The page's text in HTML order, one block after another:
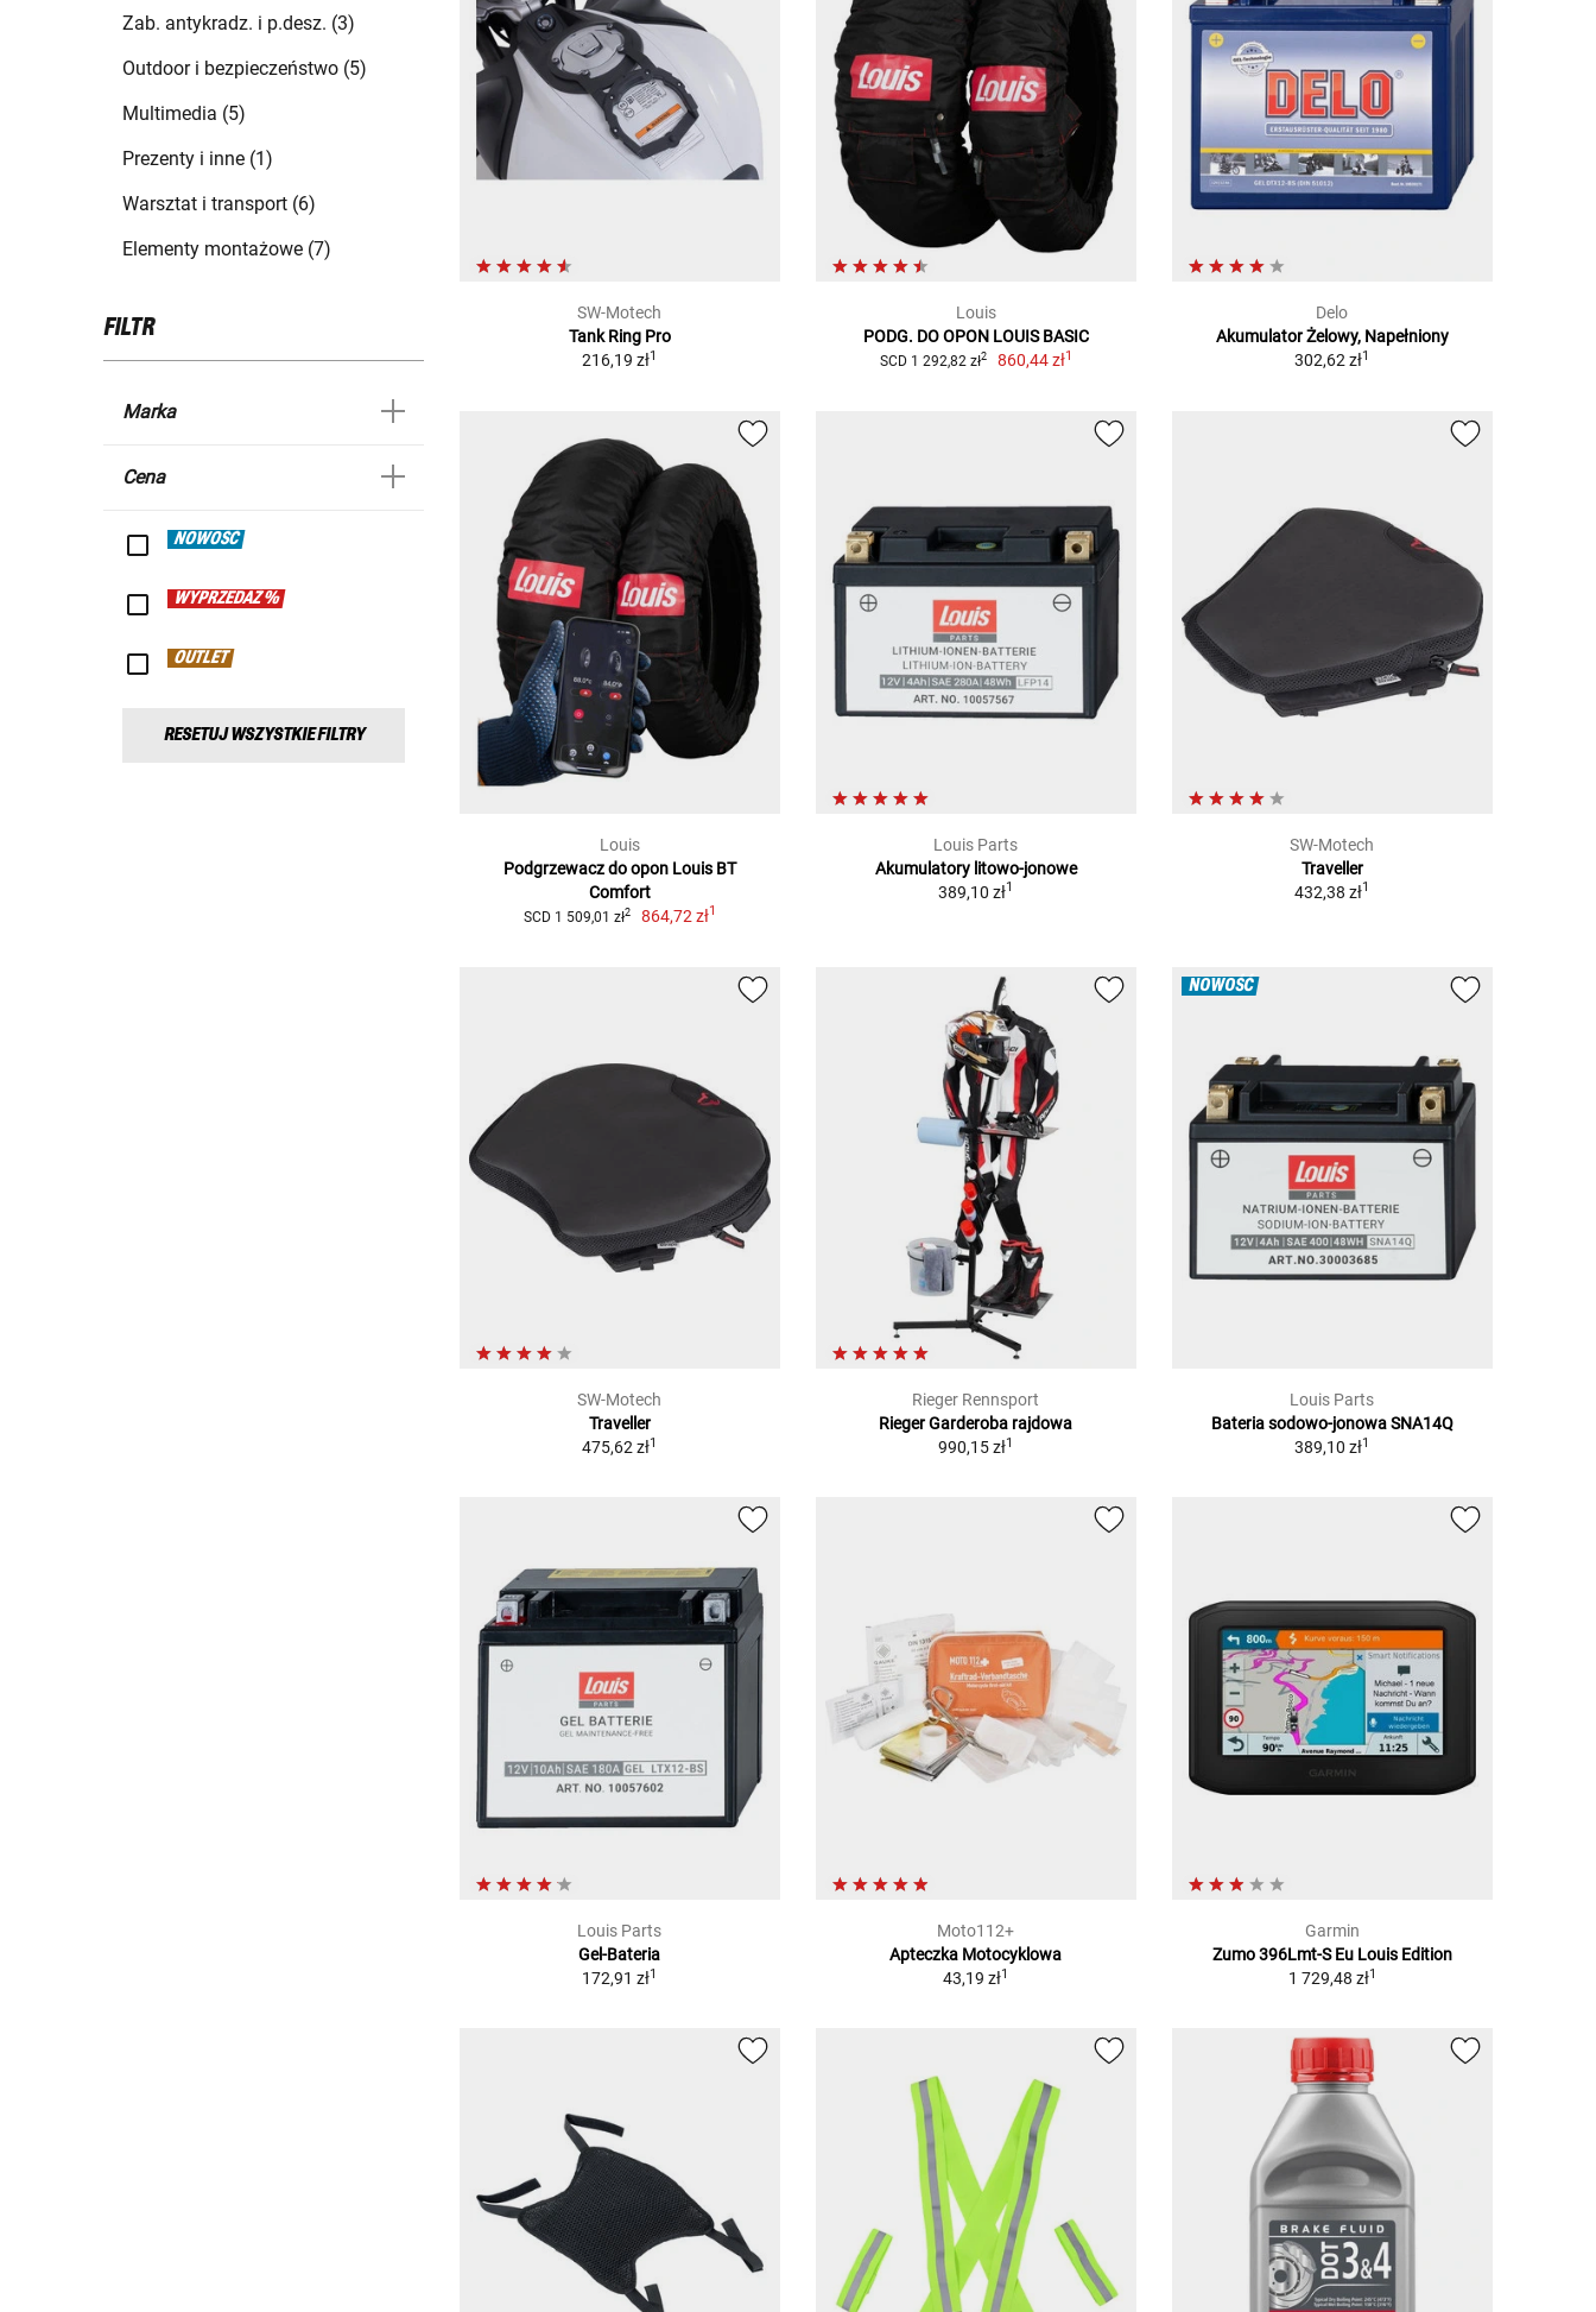
Zab. antykradz. i p.desz. (3)
Outdoor i bezpieczeństwo (5)
Multimedia (5)
Prezenty i inne (1)
Warsztat i transport (6)
Elementy montażowe (7)
FILTR
Marka
Cena
NOWOŚĆ
WYPRZEDAŻ %
OUTLET
RESETUJ WSZYSTKIE FILTRY
SW-Motech
Tank Ring Pro
216,19 zł1
Louis
PODG. DO OPON LOUIS BASIC
SCD 1 292,82 zł2 860,44 zł1
Delo
Akumulator Żelowy, Napełniony
302,62 zł1
Louis
Podgrzewacz do opon Louis BT
Comfort
SCD 1 509,01 zł2 864,72 zł1
Louis Parts
Akumulatory litowo-jonowe
389,10 zł1
SW-Motech
Traveller
432,38 zł1
SW-Motech
Traveller
475,62 zł1
Rieger Rennsport
Rieger Garderoba rajdowa
990,15 zł1
NOWOŚĆ
Louis Parts
Bateria sodowo-jonowa SNA14Q
389,10 zł1
Louis Parts
Gel-Bateria
172,91 zł1
Moto112+
Apteczka Motocyklowa
43,19 zł1
Garmin
Zumo 396Lmt-S Eu Louis Edition
1 729,48 zł1